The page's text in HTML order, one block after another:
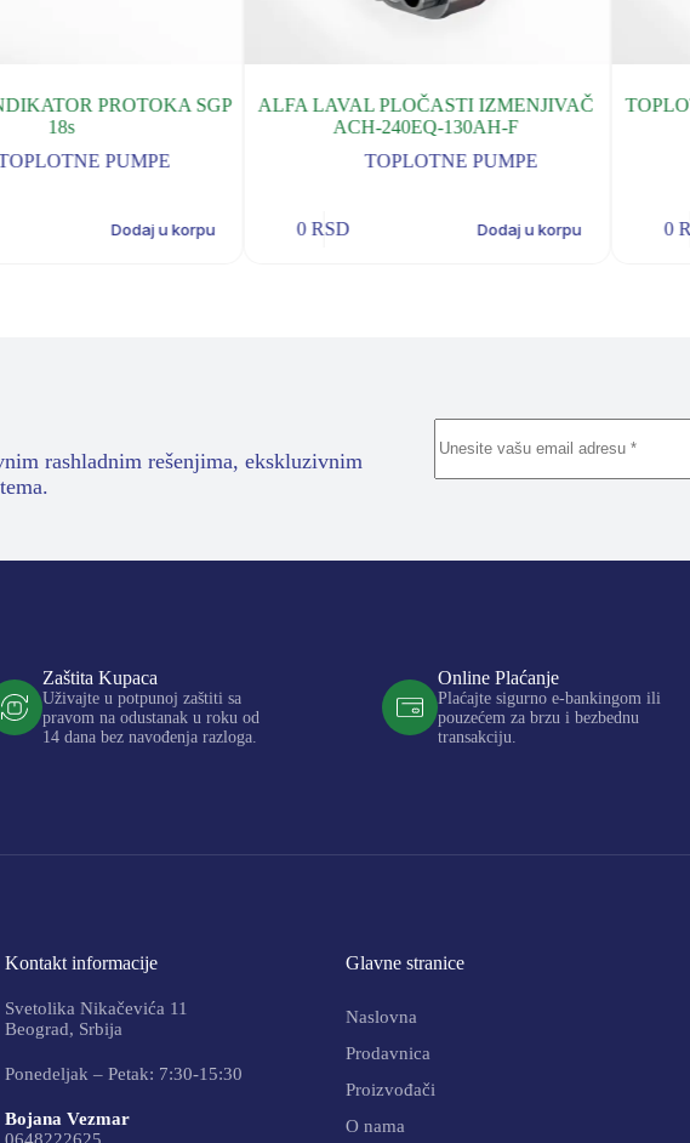
PROTOKA SGP
18s
PUMPE
Dodaj u korpu
ALFA LAVAL PLOČASTI IZMENJIVAČ
ACH-240EQ-130AH-F
TOPLOTNE PUMPE
0 RSD Dodaj u korpu 0
rashladnim rešenjima, ekskluzivnim
Zaštita Kupaca
Uživajte u potpunoj zaštiti sa
pravom na odustanak u roku od
14 dana bez navođenja razloga.
Online Plaćanje
Plaćajte sigurno e-bankingom ili
pouzećem za brzu i bezbednu
transakciju.
Kontakt informacije
Svetolika Nikačevića 11
Beograd, Srbija
Ponedeljak – Petak: 7:30-15:30
Bojana Vezmar
Glavne stranice
Naslovna
Prodavnica
Proizvođači
O nama